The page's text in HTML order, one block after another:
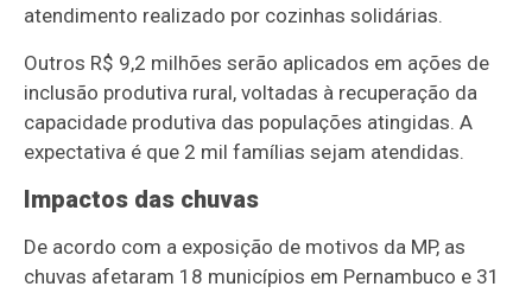
atendimento realizado por cozinhas solidárias.
Outros R$ 9,2 milhões serão aplicados em ações de
inclusão produtiva rural, voltadas à recuperação da
capacidade produtiva das populações atingidas. A
expectativa é que 2 mil famílias sejam atendidas.
Impactos das chuvas
De acordo com a exposição de motivos da MP, as
chuvas afetaram 18 municípios em Pernambuco e 31